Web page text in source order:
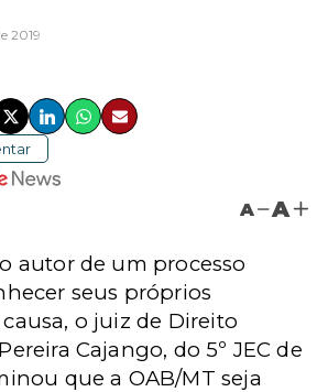
2019
A A
autor de um processo
seus próprios
o juiz de Direito
Cajango, do 5º JEC de
que a OAB/MT seja